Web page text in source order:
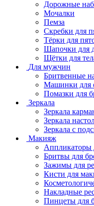
Дорожные
Мочалки
Пемза
Скребки для
Тёрки для
Шапочки для
Щётки для
Для мужчин
Бритвенные
Машинки для
Помазки для
Зеркала
Зеркала
Зеркала
Зеркала с
Макияж
Аппликаторы
Бритвы для
Зажимы для
Кисти для
Накладные
Пинцеты для